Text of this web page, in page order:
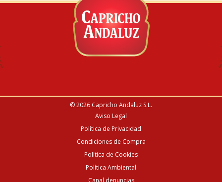
© 2026 Capricho Andaluz S.L.
Aviso Legal
Política de Privacidad
Condiciones de Compra
Política de Cookies
Política Ambiental
Canal denuncias